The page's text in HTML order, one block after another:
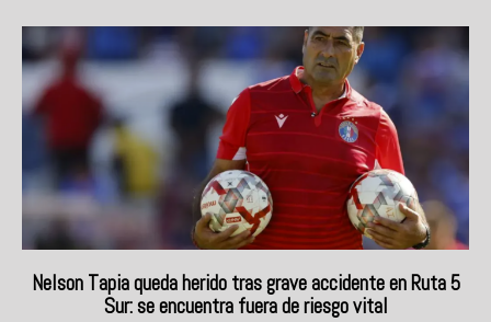
Nelson Tapia queda herido tras grave accidente en Ruta 5
Sur: se encuentra fuera de riesgo vital